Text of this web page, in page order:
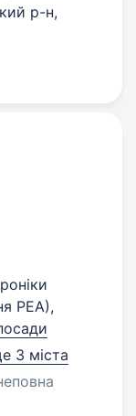
р-н,
РЕА),
3 міста